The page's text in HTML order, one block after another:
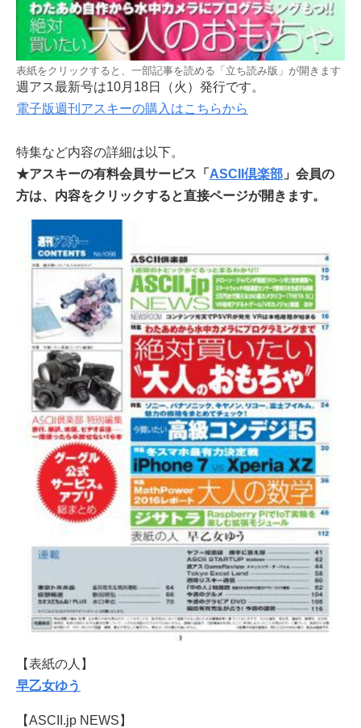
表紙をクリックすると、一部記事を読める「立ち読み版」が開きます
週アス最新号は10月18日（火）発行です。
電子版週刊アスキーの購入はこちらから
特集など内容の詳細は以下。
★アスキーの有料会員サービス「 ASCII倶楽部 」会員の
方は、内容をクリックすると直接ページが開きます。
【表紙の人】
早乙女ゆう
【ASCII.jp NEWS】